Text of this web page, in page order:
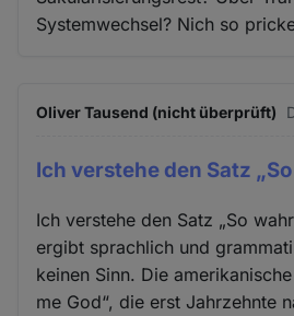
Systemwechsel? Nich so
Oliver Tausend (nicht überprüft)
Ich verstehe den Satz „So
Ich verstehe den Satz „So
ergibt sprachlich und
keinen Sinn. Die
me God“, die erst Jahrzehnte